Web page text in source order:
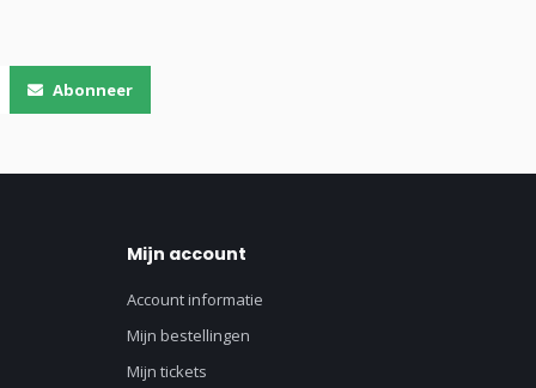
Abonneer
Mijn account
Account informatie
Mijn bestellingen
Mijn tickets